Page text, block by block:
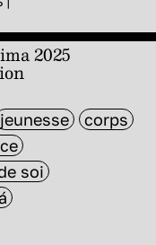
2025
jeunesse
corps
soi